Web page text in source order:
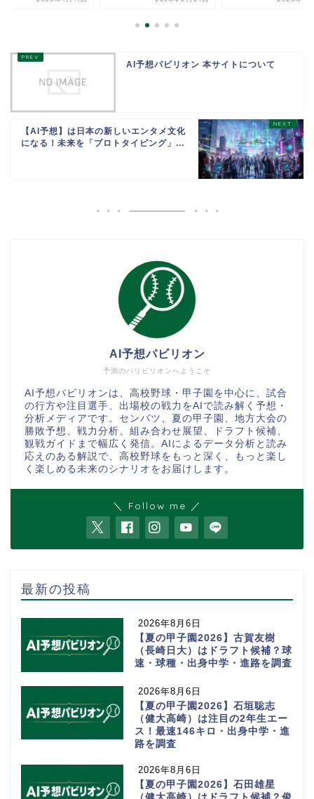
AI予想パビリオン 本サイトについて
【AI予想】は日本の新しいエンタメ文化
になる！未来を「プロトタイピング」...
予測のパリビリオンへようこそ
AI予想パビリオン
AI予想パビリオンは、高校野球・甲子園を中心に、試合
の行方や注目選手、出場校の戦力をAIで読み解く予想・
分析メディアです。センバツ、夏の甲子園、地方大会の
勝敗予想、戦力分析、組み合わせ展望、ドラフト候補、
観戦ガイドまで幅広く発信。AIによるデータ分析と読み
応えのある解説で、高校野球をもっと深く、もっと楽し
く楽しめる未来のシナリオをお届けします。
＼ Follow me ／
最新の投稿
2026年8月6日
【夏の甲子園2026】古賀友樹
（長崎日大）はドラフト候補？球
速・球種・出身中学・進路を調査
2026年8月6日
【夏の甲子園2026】石垣聡志
（健大高崎）は注目の2年生エー
ス！最速146キロ・出身中学・進
路を調査
2026年8月6日
【夏の甲子園2026】石田雄星